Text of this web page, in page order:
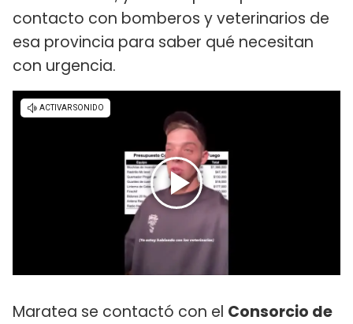
contacto con bomberos y veterinarios de
esa provincia para saber qué necesitan
con urgencia.
Maratea se contactó con el Consorcio de